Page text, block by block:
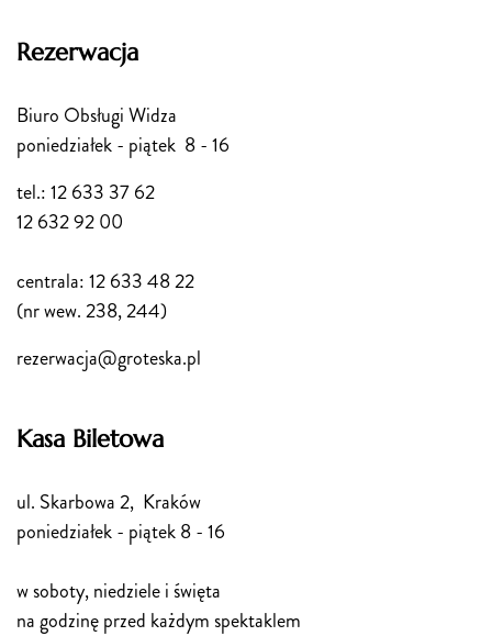
Rezerwacja
Biuro Obsługi Widza
poniedziałek - piątek 8 - 16
tel.: 12 633 37 62
12 632 92 00
centrala: 12 633 48 22
(nr wew. 238, 244)
rezerwacja@groteska.pl
Kasa Biletowa
ul. Skarbowa 2, Kraków
poniedziałek - piątek 8 - 16
w soboty, niedziele i święta
na godzinę przed każdym spektaklem